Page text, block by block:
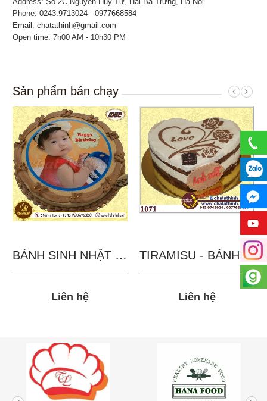
Phone:0243.9713024 - 0977668584
Email: chatathinh@gmail.com
Open time: 7h00 AM - 10h30 PM
Sản phẩm bán chạy
BÁNH SINH NHẬT IN...
Liên hệ
TIRAMISU - BÁNH TẶNG...
Liên hệ